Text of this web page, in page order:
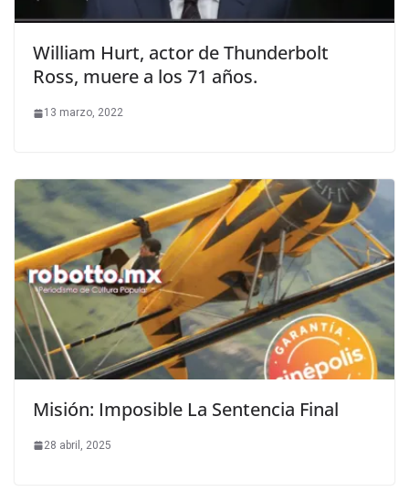
William Hurt, actor de Thunderbolt
Ross, muere a los 71 años.
13 marzo, 2022
Misión: Imposible La Sentencia Final
28 abril, 2025